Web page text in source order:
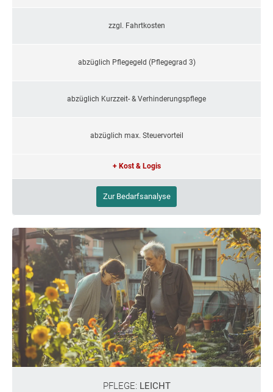
zzgl. Fahrtkosten
abzüglich Pflegegeld (Pflegegrad 3)
abzüglich Kurzzeit- & Verhinderungspflege
abzüglich max. Steuervorteil
+ Kost & Logis
Zur Bedarfsanalyse
PFLEGE: LEICHT